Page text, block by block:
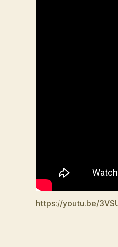
https://youtu.be/